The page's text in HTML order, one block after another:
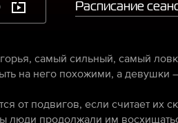
Расписание
самый сильный, самый
на него похожими, а девушки
от подвигов, если считает их
люди продолжали им